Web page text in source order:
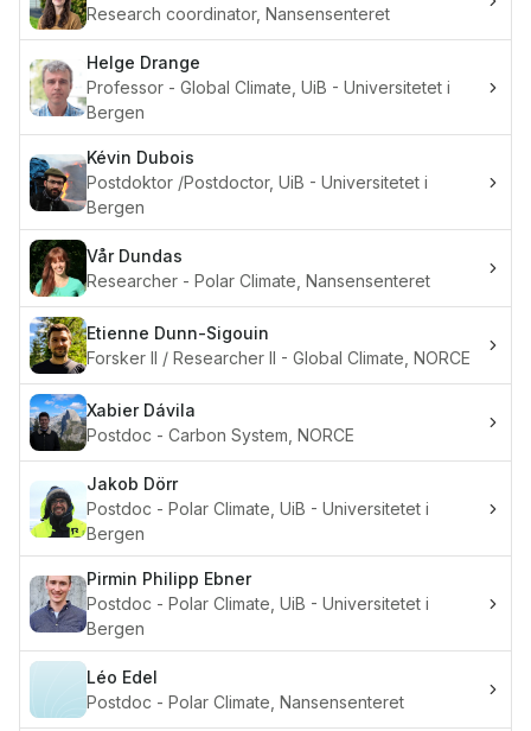
Research coordinator, Nansensenteret
Helge Drange
Professor - Global Climate, UiB - Universitetet i
Bergen
Kévin Dubois
Postdoktor /Postdoctor, UiB - Universitetet i
Bergen
Vår Dundas
Researcher - Polar Climate, Nansensenteret
Etienne Dunn-Sigouin
Forsker II / Researcher II - Global Climate, NORCE
Xabier Dávila
Postdoc - Carbon System, NORCE
Jakob Dörr
Postdoc - Polar Climate, UiB - Universitetet i
Bergen
Pirmin Philipp Ebner
Postdoc - Polar Climate, UiB - Universitetet i
Bergen
Léo Edel
Postdoc - Polar Climate, Nansensenteret